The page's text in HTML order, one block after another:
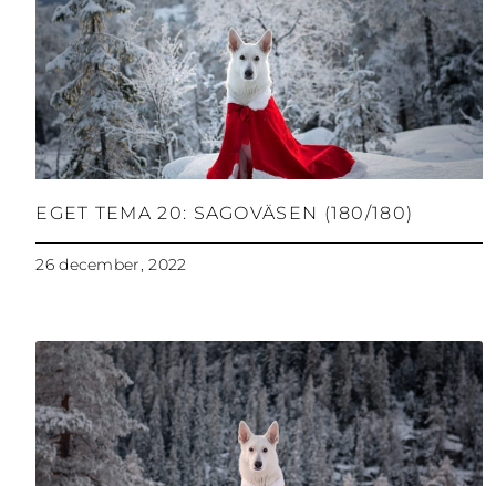
EGET TEMA 20: SAGOVÄSEN (180/180)
26 december, 2022